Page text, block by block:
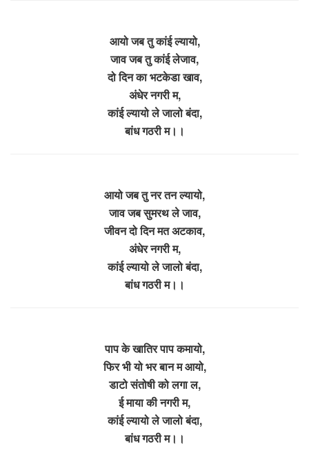
आयो जब तु कांई ल्यायो,
जाव जब तु कांई लेजाव,
दो दिन का भटकेडा खाव,
अंधेर नगरी म,
कांई ल्यायो ले जालो बंदा,
बांध गठरी म।।
आयो जब तु नर तन ल्यायो,
जाव जब सुमरथ ले जाव,
जीवन दो दिन मत अटकाव,
अंधेर नगरी म,
कांई ल्यायो ले जालो बंदा,
बांध गठरी म।।
पाप के खातिर पाप कमायो,
फिर भी यो भर बान म आयो,
डाटो संतोषी को लगा ल,
ई माया की नगरी म,
कांई ल्यायो ले जालो बंदा,
बांध गठरी म।।